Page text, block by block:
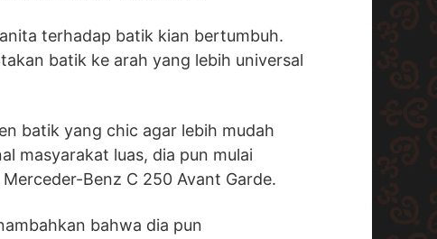
terhadap batik kian bertumbuh.
batik ke arah yang lebih universal
batik yang chic agar lebih mudah
masyarakat luas, dia pun mulai
Benz C 250 Avant Garde.
bahwa dia pun